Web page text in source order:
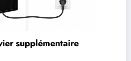
supplémentaire